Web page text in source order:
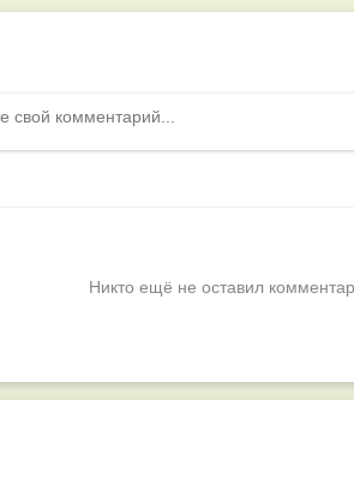
Никто ещё не оставил